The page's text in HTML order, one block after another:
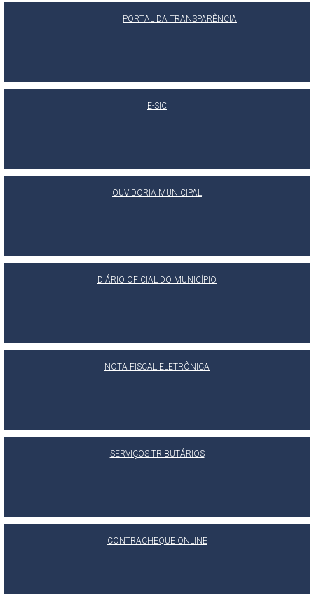
PORTAL DA TRANSPARÊNCIA
E-SIC
OUVIDORIA MUNICIPAL
DIÁRIO OFICIAL DO MUNICÍPIO
NOTA FISCAL ELETRÔNICA
SERVIÇOS TRIBUTÁRIOS
CONTRACHEQUE ONLINE